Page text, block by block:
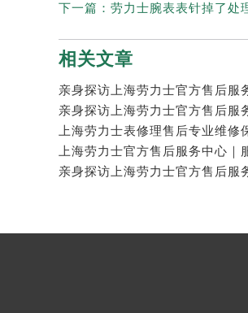
下一篇： 劳力士腕表表针掉了处
相关文章